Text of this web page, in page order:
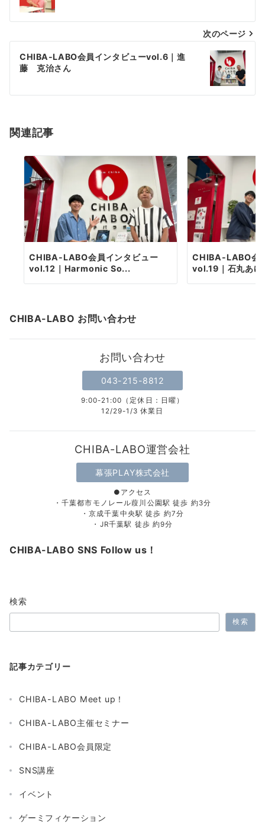
ナ
ビ
ゲ
ー
シ
ン
次のページ
CHIBA-LABO会員インタビューvol.6｜進
藤 克治さん
関連記事
CHIBA-LABO会員インタビュー
vol.12｜Harmonic So...
CHIBA-LABO会
vol.19｜石丸あゆ
CHIBA-LABO お問い合わせ
お問い合わせ
043-215-8812
9:00-21:00（定休日：日曜）
12/29-1/3 休業日
CHIBA-LABO運営会社
幕張PLAY株式会社
●アクセス
・千葉都市モノレール葭川公園駅 徒歩 約3分
・京成千葉中央駅 徒歩 約7分
・JR千葉駅 徒歩 約9分
CHIBA-LABO SNS Follow us！
検索
検索
記事カテゴリー
CHIBA-LABO Meet up！
CHIBA-LABO主催セミナー
CHIBA-LABO会員限定
SNS講座
イベント
ゲーミフィケーション